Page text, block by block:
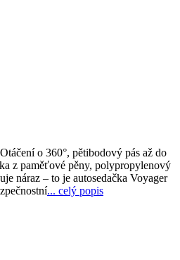
o 360°, pětibodový pás až do
z paměťové pěny, polypropylenový
náraz – to je autosedačka Voyager
... celý popis